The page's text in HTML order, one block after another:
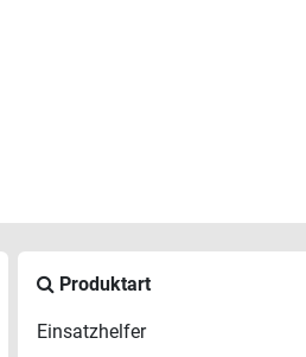
Produktart
Einsatzhelfer